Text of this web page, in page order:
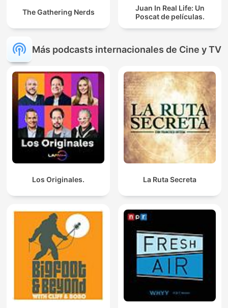
The Gathering Nerds
Juan In Real Life: Un
Poscat de películas.
Más podcasts internacionales de Cine y TV
Los Originales. La Ruta Secreta